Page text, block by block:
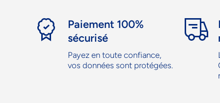
Paiement 100%
sécurisé
Payez en toute confiance,
vos données sont protégées.